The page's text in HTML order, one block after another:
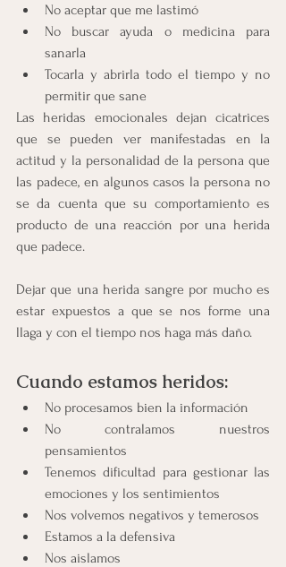
No aceptar que me lastimó
No buscar ayuda o medicina para
sanarla
Tocarla y abrirla todo el tiempo y no
permitir que sane
Las heridas emocionales dejan cicatrices
que se pueden ver manifestadas en la
actitud y la personalidad de la persona que
las padece, en algunos casos la persona no
se da cuenta que su comportamiento es
producto de una reacción por una herida
que padece.
Dejar que una herida sangre por mucho es
estar expuestos a que se nos forme una
llaga y con el tiempo nos haga más daño.
Cuando estamos heridos:
No procesamos bien la información
No contralamos nuestros
pensamientos
Tenemos dificultad para gestionar las
emociones y los sentimientos
Nos volvemos negativos y temerosos
Estamos a la defensiva
Nos aislamos